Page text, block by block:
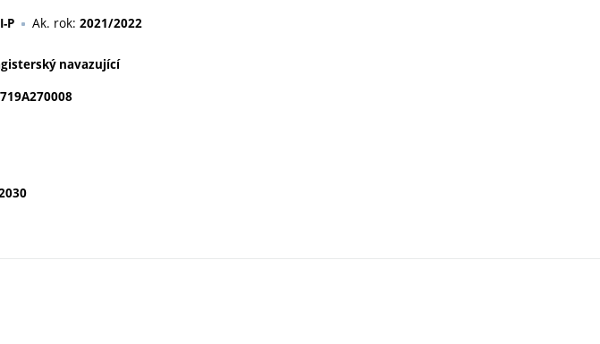
P Ak. rok: 2021/2022
navazující